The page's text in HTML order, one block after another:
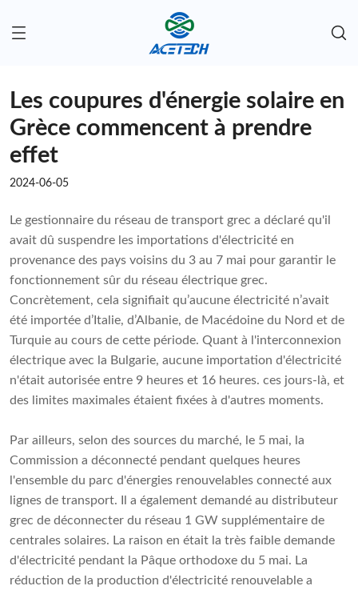
Les coupures d'énergie solaire en
Grèce commencent à prendre
effet
2024-06-05
Le gestionnaire du réseau de transport grec a déclaré qu'il
avait dû suspendre les importations d'électricité en
provenance des pays voisins du 3 au 7 mai pour garantir le
fonctionnement sûr du réseau électrique grec.
Concrètement, cela signifiait qu’aucune électricité n’avait
été importée d’Italie, d’Albanie, de Macédoine du Nord et de
Turquie au cours de cette période. Quant à l'interconnexion
électrique avec la Bulgarie, aucune importation d'électricité
n'était autorisée entre 9 heures et 16 heures. ces jours-là, et
des limites maximales étaient fixées à d'autres moments.
Par ailleurs, selon des sources du marché, le 5 mai, la
Commission a déconnecté pendant quelques heures
l'ensemble du parc d'énergies renouvelables connecté aux
lignes de transport. Il a également demandé au distributeur
grec de déconnecter du réseau 1 GW supplémentaire de
centrales solaires. La raison en était la très faible demande
d'électricité pendant la Pâque orthodoxe du 5 mai. La
réduction de la production d'électricité renouvelable a